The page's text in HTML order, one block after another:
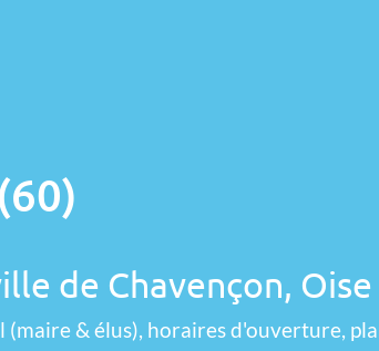
de Chavençon, Oise
& élus), horaires d'ouverture,